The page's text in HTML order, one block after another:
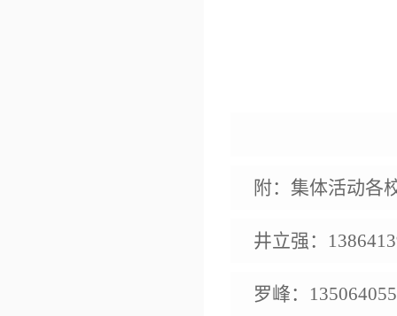
附：集体活动各
井立强：
罗峰：